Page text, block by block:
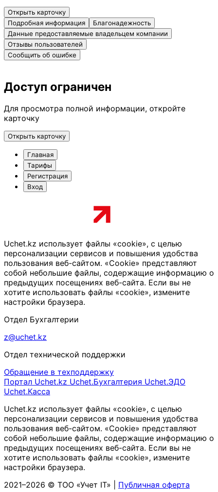
Открыть карточку
Подробная информация
Благонадежность
Данные предоставляемые владельцем компании
Отзывы пользователей
Сообщить об ошибке
Доступ ограничен
Для просмотра полной информации, откройте
карточку
Открыть карточку
Главная
Тарифы
Регистрация
Вход
Uchet.kz использует файлы «cookie», с целью
персонализации сервисов и повышения удобства
пользования веб-сайтом. «Cookie» представляют
собой небольшие файлы, содержащие информацию о
предыдущих посещениях веб-сайта. Если вы не
хотите использовать файлы «cookie», измените
настройки браузера.
Отдел Бухгалтерии
z@uchet.kz
Отдел технической поддержки
Обращение в техподдержку
Портал Uchet.kz Uchet.Бухгалтерия Uchet.ЭДО
Uchet.Касса
Uchet.kz использует файлы «cookie», с целью
персонализации сервисов и повышения удобства
пользования веб-сайтом. «Cookie» представляют
собой небольшие файлы, содержащие информацию о
предыдущих посещениях веб-сайта. Если вы не
хотите использовать файлы «cookie», измените
настройки браузера.
2021–2026 © ТОО «Учет IT» | Публичная оферта